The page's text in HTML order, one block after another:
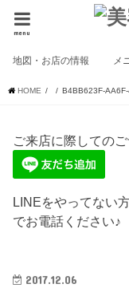
menu
地図・お店の情報 メ
HOME B4BB623F-
ご来店に際しての
LINEをやってない
でお電話ください♪
2017.12.06